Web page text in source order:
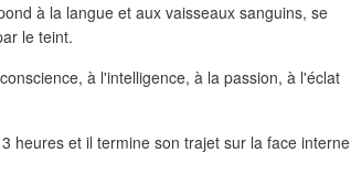
à la langue et aux vaisseaux sanguins, se
le teint.
à l'intelligence, à la passion, à l'éclat
heures et il termine son trajet sur la face interne